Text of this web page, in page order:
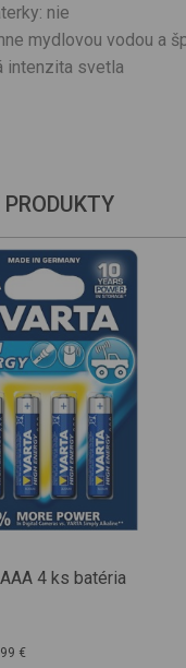
nie
mydlovou vodou a
intenzita svetla
4 ks batéria
€